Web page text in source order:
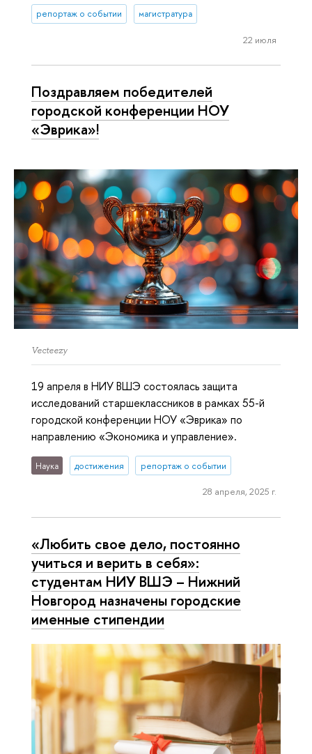
репортаж о событии магистратура
22 июля
Поздравляем победителей
городской конференции НОУ
«Эврика»!
Vecteezy
19 апреля в НИУ ВШЭ состоялась защита
исследований старшеклассников в рамках 55-й
городской конференции НОУ «Эврика» по
направлению «Экономика и управление».
Наука достижения репортаж о событии
28 апреля, 2025 г.
«Любить свое дело, постоянно
учиться и верить в себя»:
студентам НИУ ВШЭ – Нижний
Новгород назначены городские
именные стипендии